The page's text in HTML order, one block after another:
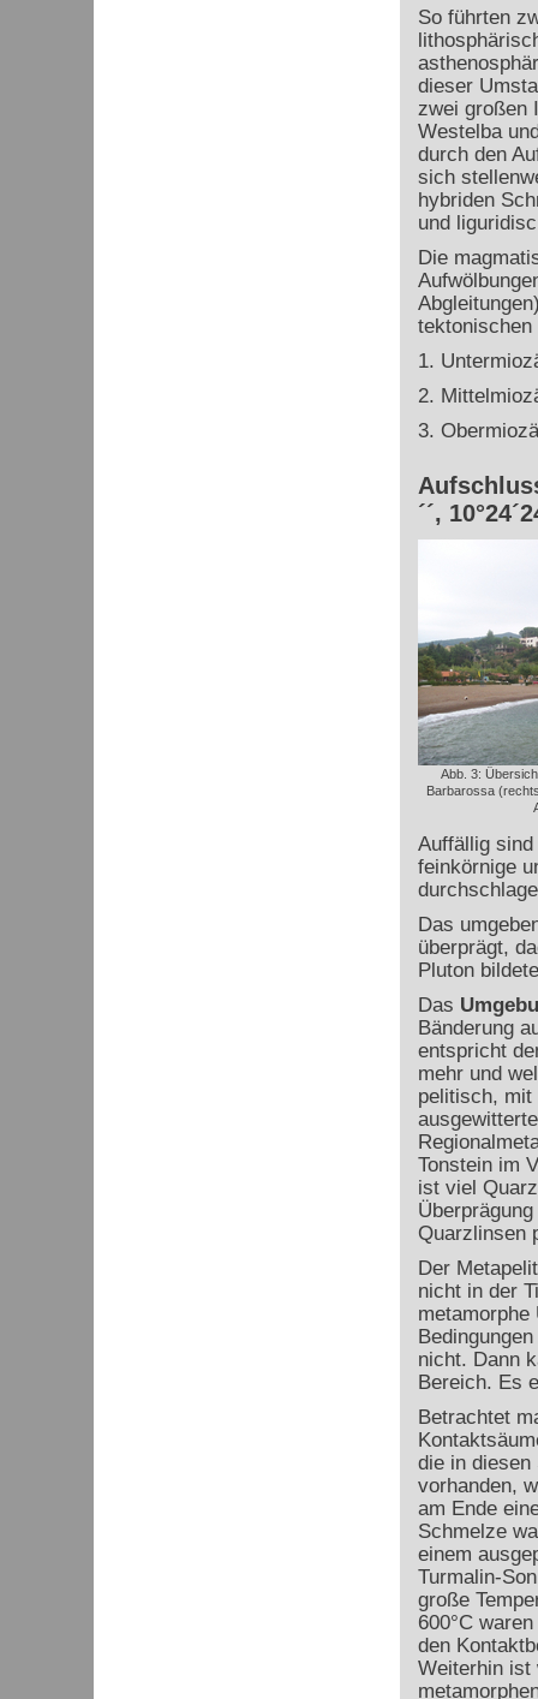
So führten
dieser
zwei großen
Westelba
durch den
sich
hybriden
und
Die
tektonischen
1.
2.
3.
´´,
Abb. 3:
Barbarossa
Auffällig sind
feinkörnige
Das
überprägt,
Pluton
Das
Bänderung
entspricht
mehr und
pelitisch, mit
Tonstein im
ist viel
Quarzlinsen
Der
nicht in der
nicht. Dann
Bereich. Es
Betrachtet
die in diesen
vorhanden,
am Ende
Schmelze
einem
Turmalin-
große
600°C
den
Weiterhin ist